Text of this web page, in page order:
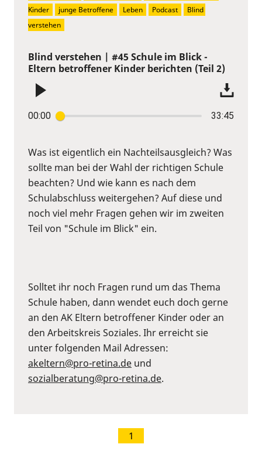
Blind verstehen | #45 Schule im Blick -
Eltern betroffener Kinder berichten (Teil 2)
00:00 33:45
Was ist eigentlich ein Nachteilsausgleich? Was
sollte man bei der Wahl der richtigen Schule
beachten? Und wie kann es nach dem
Schulabschluss weitergehen? Auf diese und
noch viel mehr Fragen gehen wir im zweiten
Teil von "Schule im Blick" ein.
Solltet ihr noch Fragen rund um das Thema
Schule haben, dann wendet euch doch gerne
an den AK Eltern betroffener Kinder oder an
den Arbeitskreis Soziales. Ihr erreicht sie
unter folgenden Mail Adressen:
akeltern@pro-retina.de und
sozialberatung@pro-retina.de.
Kinder
junge Betroffene Leben Podcast
Blind
verstehen
1